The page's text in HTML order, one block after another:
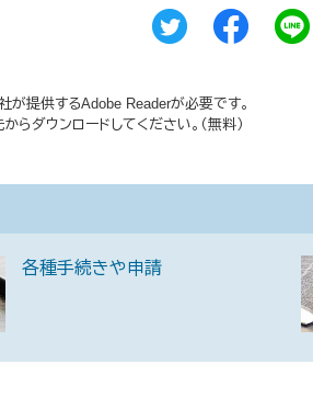
が提供するAdobe Readerが必要です。
ダウンロードしてください。（無料）
各種手続きや申請